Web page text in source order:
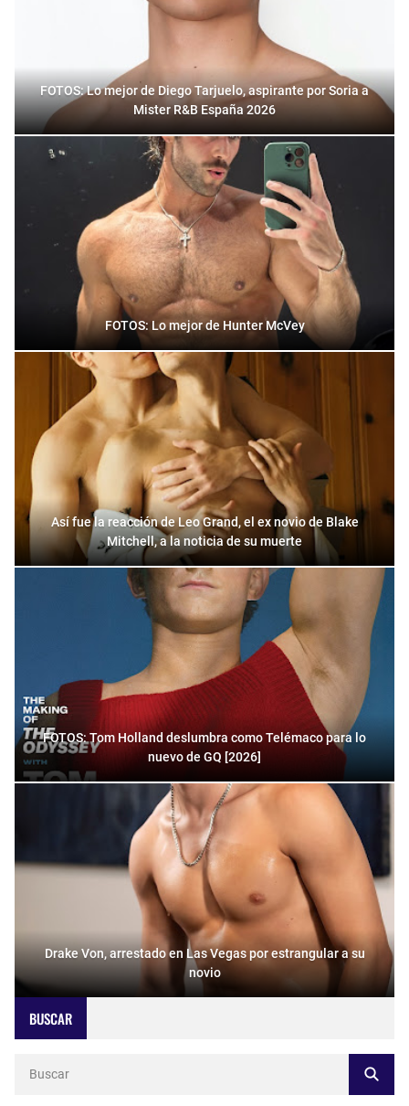
FOTOS: Lo mejor de Diego Tarjuelo, aspirante por Soria a
Mister R&B España 2026
FOTOS: Lo mejor de Hunter McVey
Así fue la reacción de Leo Grand, el ex novio de Blake
Mitchell, a la noticia de su muerte
FOTOS: Tom Holland deslumbra como Telémaco para lo
nuevo de GQ [2026]
Drake Von, arrestado en Las Vegas por estrangular a su
novio
BUSCAR